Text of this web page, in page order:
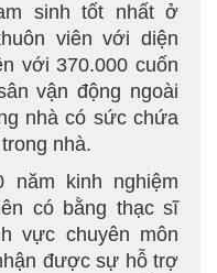
sinh tốt nhất ở
viên với diện
với 370.000 cuốn
vận động ngoài
nhà có sức chứa
nhà.
kinh nghiệm
có bằng thạc sĩ
vực chuyên môn
được sự hỗ trợ